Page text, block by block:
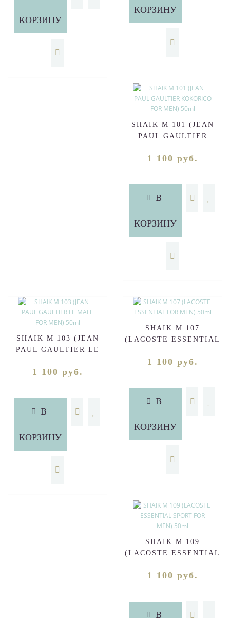
КОРЗИНУ
КОРЗИНУ
SHAIK M 101 (JEAN
PAUL GAULTIER
50ml
1 100 руб.
В
КОРЗИНУ
SHAIK M 103 (JEAN
PAUL GAULTIER LE
1 100 руб.
В
КОРЗИНУ
SHAIK M 107
(LACOSTE ESSENTIAL
1 100 руб.
В
КОРЗИНУ
SHAIK M 109
(LACOSTE ESSENTIAL
1 100 руб.
В